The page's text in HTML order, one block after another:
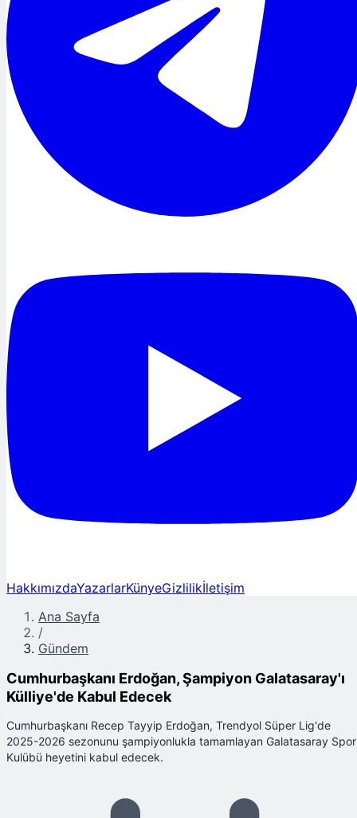
HakkımızdaYazarlarKünyeGizlilikİletişim
Ana Sayfa
/
Gündem
Cumhurbaşkanı Erdoğan, Şampiyon Galatasaray'ı
Külliye'de Kabul Edecek
Cumhurbaşkanı Recep Tayyip Erdoğan, Trendyol Süper Lig'de
2025-2026 sezonunu şampiyonlukla tamamlayan Galatasaray Spor
Kulübü heyetini kabul edecek.